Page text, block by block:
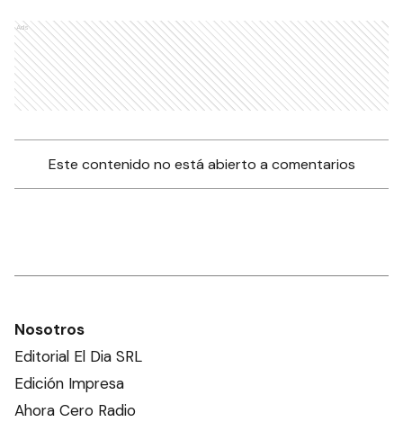
Ads
Este contenido no está abierto a comentarios
Nosotros
Editorial El Dia SRL
Edición Impresa
Ahora Cero Radio